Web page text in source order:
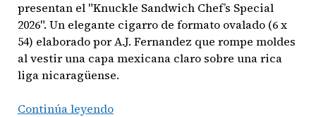
presentan el "Knuckle Sandwich Chef’s Special
2026". Un elegante cigarro de formato ovalado (6 x
54) elaborado por A.J. Fernandez que rompe moldes
al vestir una capa mexicana claro sobre una rica
liga nicaragüense.
Continúa leyendoPasión